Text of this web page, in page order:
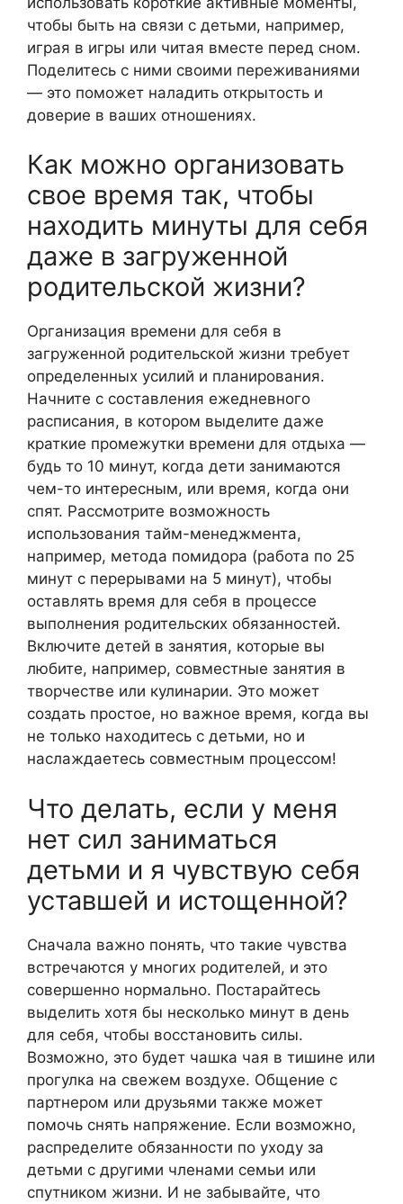
чтобы быть на связи с детьми, например,
играя в игры или читая вместе перед сном.
Поделитесь с ними своими переживаниями
— это поможет наладить открытость и
доверие в ваших отношениях.
Как можно организовать
свое время так, чтобы
находить минуты для себя
даже в загруженной
родительской жизни?
Организация времени для себя в
загруженной родительской жизни требует
определенных усилий и планирования.
Начните с составления ежедневного
расписания, в котором выделите даже
краткие промежутки времени для отдыха —
будь то 10 минут, когда дети занимаются
чем-то интересным, или время, когда они
спят. Рассмотрите возможность
использования тайм-менеджмента,
например, метода помидора (работа по 25
минут с перерывами на 5 минут), чтобы
оставлять время для себя в процессе
выполнения родительских обязанностей.
Включите детей в занятия, которые вы
любите, например, совместные занятия в
творчестве или кулинарии. Это может
создать простое, но важное время, когда вы
не только находитесь с детьми, но и
наслаждаетесь совместным процессом!
Что делать, если у меня
нет сил заниматься
детьми и я чувствую себя
уставшей и истощенной?
Сначала важно понять, что такие чувства
встречаются у многих родителей, и это
совершенно нормально. Постарайтесь
выделить хотя бы несколько минут в день
для себя, чтобы восстановить силы.
Возможно, это будет чашка чая в тишине или
прогулка на свежем воздухе. Общение с
партнером или друзьями также может
помочь снять напряжение. Если возможно,
распределите обязанности по уходу за
детьми с другими членами семьи или
спутником жизни. И не забывайте, что